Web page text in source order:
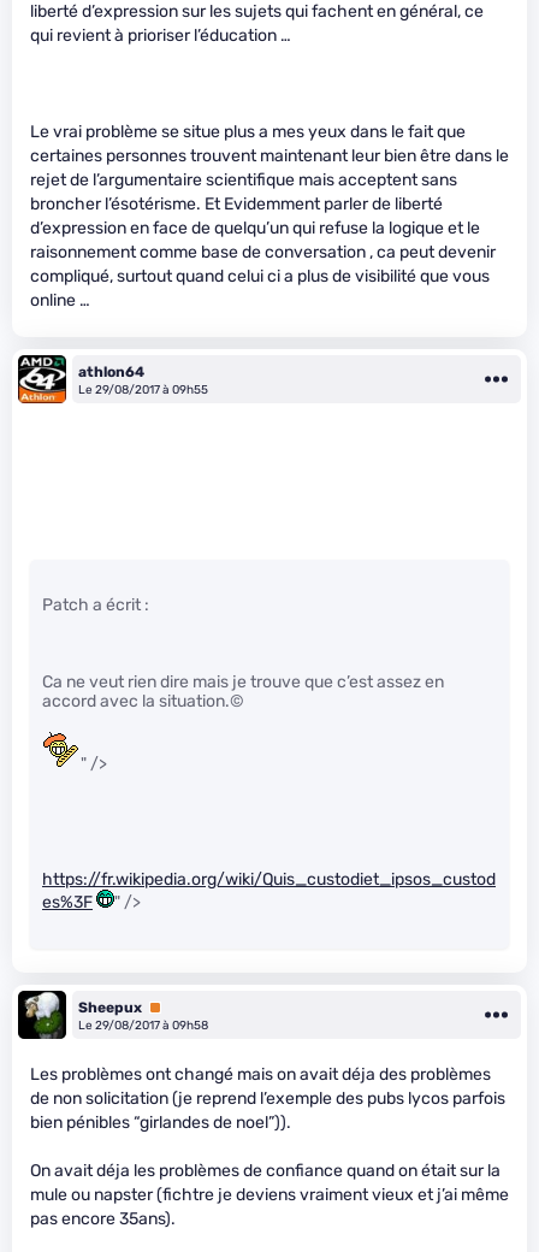
liberté d’expression sur les sujets qui fachent en général, ce
qui revient à prioriser l’éducation …
Le vrai problème se situe plus a mes yeux dans le fait que
certaines personnes trouvent maintenant leur bien être dans le
rejet de l’argumentaire scientifique mais acceptent sans
broncher l’ésotérisme. Et Evidemment parler de liberté
d’expression en face de quelqu’un qui refuse la logique et le
raisonnement comme base de conversation , ca peut devenir
compliqué, surtout quand celui ci a plus de visibilité que vous
online …
athlon64
Le 29/08/2017 à 09h55
Patch a écrit :
Ca ne veut rien dire mais je trouve que c’est assez en
accord avec la situation.©
" />
https://fr.wikipedia.org/wiki/Quis_custodiet_ipsos_custod
es%3F
" />
Sheepux Premium
Le 29/08/2017 à 09h58
Les problèmes ont changé mais on avait déja des problèmes
de non solicitation (je reprend l’exemple des pubs lycos parfois
bien pénibles “girlandes de noel”)).
On avait déja les problèmes de confiance quand on était sur la
mule ou napster (fichtre je deviens vraiment vieux et j’ai même
pas encore 35ans).